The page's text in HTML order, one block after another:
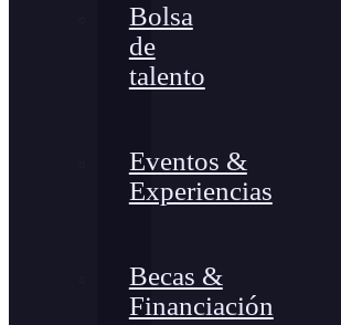
Bolsa
de
talento
Eventos &
Experiencias
Becas &
Financiación